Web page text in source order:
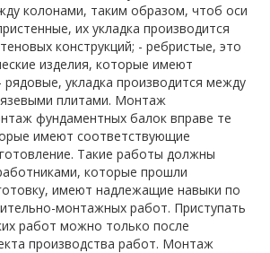
колонами, таким образом, чтоб оси
их укладка производится
конструкций; - ребристые, это
изделия, которые имеют
укладка производится между
плитами. Монтаж
фундаментных балок вправе те
имеют соответствующие
Такие работы должны
которые прошли
имеют надлежащие навыки по
монтажных работ. Приступать
работ можно только после
производства работ. Монтаж